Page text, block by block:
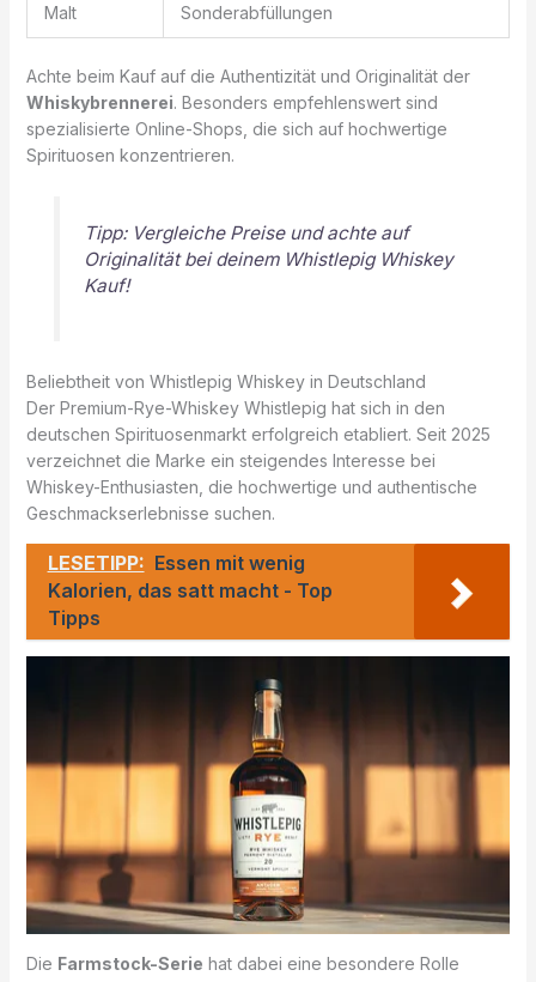
Malt
Sonderabfüllungen
Achte beim Kauf auf die Authentizität und Originalität der
Whiskybrennerei. Besonders empfehlenswert sind
spezialisierte Online-Shops, die sich auf hochwertige
Spirituosen konzentrieren.
Tipp: Vergleiche Preise und achte auf
Originalität bei deinem Whistlepig Whiskey
Kauf!
Beliebtheit von Whistlepig Whiskey in Deutschland
Der Premium-Rye-Whiskey Whistlepig hat sich in den
deutschen Spirituosenmarkt erfolgreich etabliert. Seit 2025
verzeichnet die Marke ein steigendes Interesse bei
Whiskey-Enthusiasten, die hochwertige und authentische
Geschmackserlebnisse suchen.
LESETIPP: Essen mit wenig
Kalorien, das satt macht - Top
Tipps
Die Farmstock-Serie hat dabei eine besondere Rolle